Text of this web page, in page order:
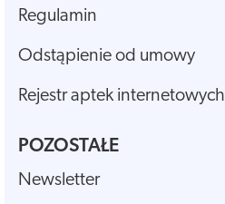
Regulamin
Odstąpienie od umowy
Rejestr aptek internetowych
POZOSTAŁE
Newsletter